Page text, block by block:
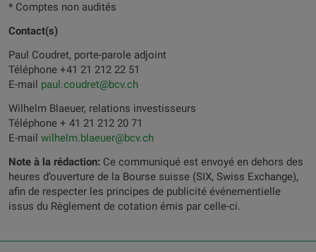
* Comptes non audités
Contact(s)
Paul Coudret, porte-parole adjoint
Téléphone +41 21 212 22 51
E-mail paul.coudret@bcv.ch
Wilhelm Blaeuer, relations investisseurs
Téléphone + 41 21 212 20 71
E-mail wilhelm.blaeuer@bcv.ch
Note à la rédaction: Ce communiqué est envoyé en dehors des
heures d’ouverture de la Bourse suisse (SIX, Swiss Exchange),
afin de respecter les principes de publicité événementielle
issus du Règlement de cotation émis par celle-ci.